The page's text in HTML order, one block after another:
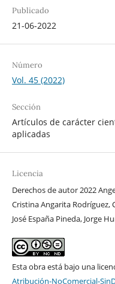
Publicado
21-06-2022
Número
Vol. 45 (2022)
Sección
Artículos de carácter
aplicadas
Licencia
Derechos de autor 2022
Cristina Angarita Rodríguez,
José España Pineda, Jorge
Esta obra está bajo una
Atribución-NoComercial-